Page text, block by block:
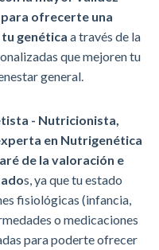
ofrecerte una
genética a través de la
que mejoren tu
general.
- Nutricionista,
en Nutrigenética
de la valoración e
s, ya que tu estado
fisiológicas (infancia,
o medicaciones
para poderte ofrecer